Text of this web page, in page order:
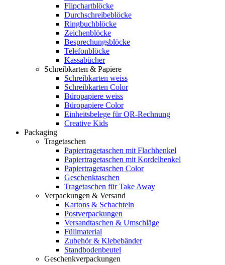
Flipchartblöcke
Durchschreibeblöcke
Ringbuchblöcke
Zeichenblöcke
Besprechungsblöcke
Telefonblöcke
Kassabücher
Schreibkarten & Papiere
Schreibkarten weiss
Schreibkarten Color
Büropapiere weiss
Büropapiere Color
Einheitsbelege für QR-Rechnung
Creative Kids
Packaging
Tragetaschen
Papiertragetaschen mit Flachhenkel
Papiertragetaschen mit Kordelhenkel
Papiertragetaschen Color
Geschenktaschen
Tragetaschen für Take Away
Verpackungen & Versand
Kartons & Schachteln
Postverpackungen
Versandtaschen & Umschläge
Füllmaterial
Zubehör & Klebebänder
Standbodenbeutel
Geschenkverpackungen